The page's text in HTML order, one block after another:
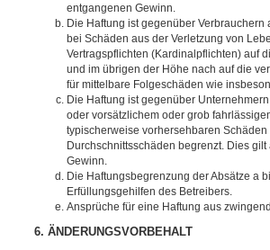
entgangenen Gewinn.
Die Haftung ist gegenüber
bei Schäden aus der Verletzung von
Vertragspflichten (Kardinalpflichten) auf
und im übrigen der Höhe nach auf die
für mittelbare Folgeschäden wie
Die Haftung ist gegenüber
oder vorsätzlichem oder grob
typischerweise vorhersehbaren
Durchschnittsschäden begrenzt. Dies
Gewinn.
Die Haftungsbegrenzung der Absätze a
Erfüllungsgehilfen des Betreibers.
Ansprüche für eine Haftung aus
6. ÄNDERUNGSVORBEHALT